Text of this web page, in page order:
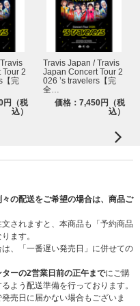
Tour 2
【完
円（税
込）
Travis Japan / Travis
Japan Concert Tour 2
026 ’s travelers【完
全…
価格：7,450円（税
込）
の配送をご希望の場合は、商品ご
されますと、本商品も「予約商品
ます。
、「一番遅い発売日」に併せての
ーの2営業日前の正午までにご購
るよう配送準備を行っております。
売日に届かない場合もございま